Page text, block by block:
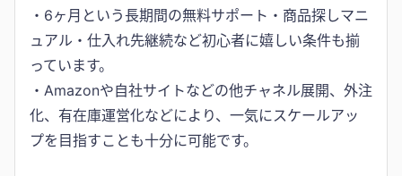
・6ヶ月という長期間の無料サポート・商品探しマニ
ュアル・仕入れ先継続など初心者に嬉しい条件も揃
っています。
・Amazonや自社サイトなどの他チャネル展開、外注
化、有在庫運営化などにより、一気にスケールアッ
プを目指すことも十分に可能です。